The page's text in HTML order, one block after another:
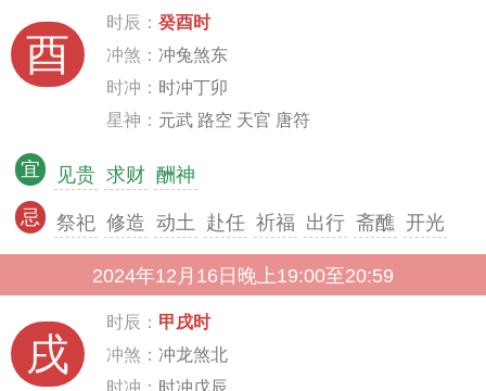
酉
时辰： 癸酉时
冲煞： 冲兔煞东
时冲： 时冲丁卯
星神： 元武 路空 天官 唐符
宜 见贵 求财 酬神
忌 祭祀 修造 动土 赴任 祈福 出行 斋醮 开光
2024年12月16日晚上19:00至20:59
戌
时辰： 甲戌时
冲煞： 冲龙煞北
时冲： 时冲戊辰